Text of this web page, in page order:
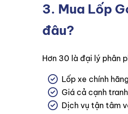
3. Mua Lốp
đâu?
Hơn 30 là đại lý phân
Lốp xe chính
Giá cả cạnh
Dịch vụ tận tâm